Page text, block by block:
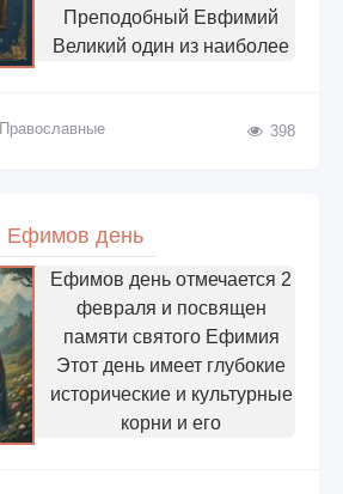
Преподобный Евфимий
Великий один из наиболее
Православные 398
Ефимов день
Ефимов день отмечается 2
февраля и посвящен
памяти святого Ефимия
Этот день имеет глубокие
исторические и культурные
корни и его